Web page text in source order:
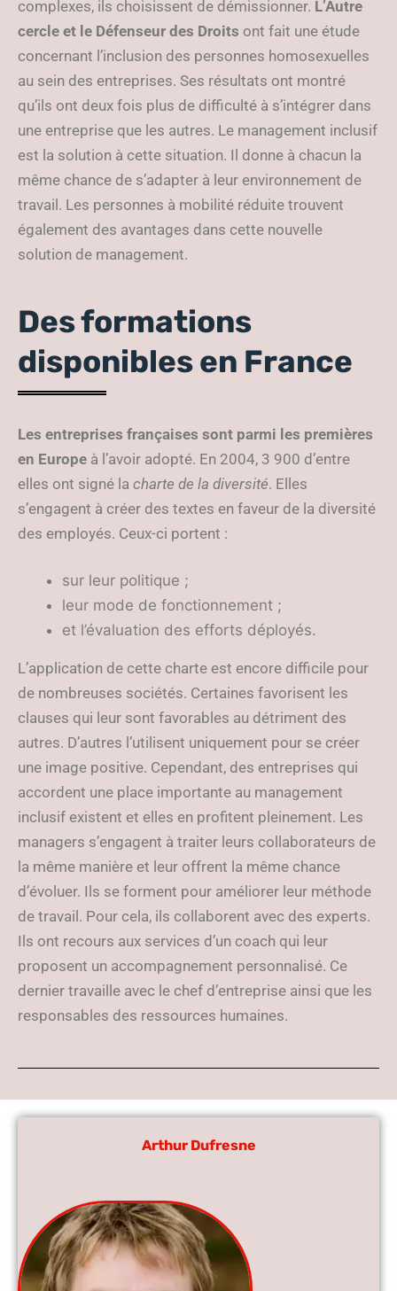
complexes, ils choisissent de démissionner. L’Autre
cercle et le Défenseur des Droits ont fait une étude
concernant l’inclusion des personnes homosexuelles
au sein des entreprises. Ses résultats ont montré
qu’ils ont deux fois plus de difficulté à s’intégrer dans
une entreprise que les autres. Le management inclusif
est la solution à cette situation. Il donne à chacun la
même chance de s’adapter à leur environnement de
travail. Les personnes à mobilité réduite trouvent
également des avantages dans cette nouvelle
solution de management.
Des formations
disponibles en France
Les entreprises françaises sont parmi les premières
en Europe à l’avoir adopté. En 2004, 3 900 d’entre
elles ont signé la charte de la diversité. Elles
s’engagent à créer des textes en faveur de la diversité
des employés. Ceux-ci portent :
sur leur politique ;
leur mode de fonctionnement ;
et l’évaluation des efforts déployés.
L’application de cette charte est encore difficile pour
de nombreuses sociétés. Certaines favorisent les
clauses qui leur sont favorables au détriment des
autres. D’autres l’utilisent uniquement pour se créer
une image positive. Cependant, des entreprises qui
accordent une place importante au management
inclusif existent et elles en profitent pleinement. Les
managers s’engagent à traiter leurs collaborateurs de
la même manière et leur offrent la même chance
d’évoluer. Ils se forment pour améliorer leur méthode
de travail. Pour cela, ils collaborent avec des experts.
Ils ont recours aux services d’un coach qui leur
proposent un accompagnement personnalisé. Ce
dernier travaille avec le chef d’entreprise ainsi que les
responsables des ressources humaines.
Arthur Dufresne